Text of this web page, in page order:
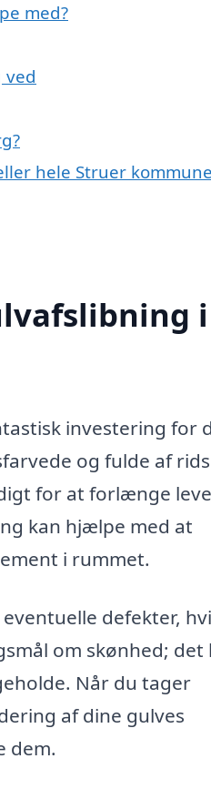
med?
hele Struer
i
investering for
og fulde af
for at forlænge
kan hjælpe med at
i rummet.
defekter,
om skønhed; det
Når du tager
af dine gulves
dem.